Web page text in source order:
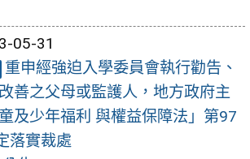
05-31
重申經強迫入學委員會執行勸告、
善之父母或監護人，地方政府主
及少年福利 與權益保障法」第97
落實裁處